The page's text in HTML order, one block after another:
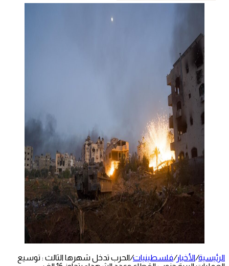
الرئيسية/الأخبار/فلسطينيات/الحرب تدخل شهرها الثالث : توسيع